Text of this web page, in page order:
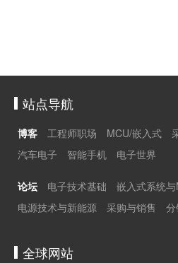
站点导航
博客 工程师职场 MCU/嵌入式
汽车电子
智能手机 电子世界
论坛 电子技术基础 嵌入式系统
电源技术与新能源
采购与销售
全球网站